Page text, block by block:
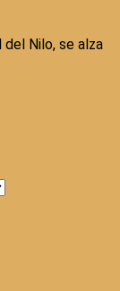
del Nilo, se alza